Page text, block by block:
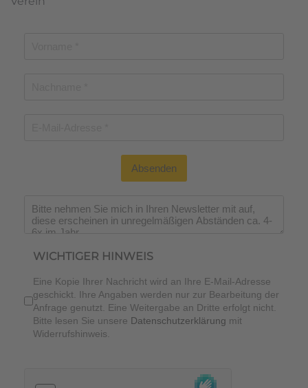
Absenden
Wichtiger Hinweis*
WICHTIGER HINWEIS
Eine Kopie Ihrer Nachricht wird an Ihre E-Mail-Adresse
geschickt. Ihre Angaben werden nur zur Bearbeitung der
Anfrage genutzt. Eine Weitergabe an Dritte erfolgt nicht.
Bitte lesen Sie unsere Datenschutzerklärung mit
Widerrufshinweis.